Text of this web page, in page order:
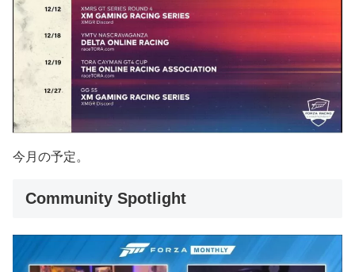
今月の予定。
Community Spotlight